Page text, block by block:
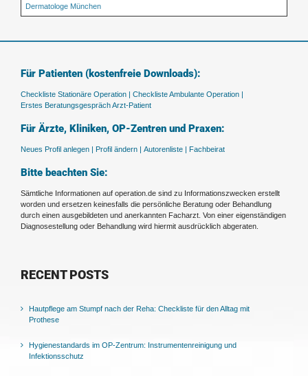
Dermatologe München
Für Patienten (kostenfreie Downloads):
Checkliste Stationäre Operation |
Checkliste Ambulante Operation |
Erstes Beratungsgespräch Arzt-Patient
Für Ärzte, Kliniken, OP-Zentren und Praxen:
Neues Profil anlegen | Profil ändern | Autorenliste | Fachbeirat
Bitte beachten Sie:
Sämtliche Informationen auf operation.de sind zu Informationszwecken erstellt
worden und ersetzen keinesfalls die persönliche Beratung oder Behandlung
durch einen ausgebildeten und anerkannten Facharzt. Von einer eigenständigen
Diagnosestellung oder Behandlung wird hiermit ausdrücklich abgeraten.
RECENT POSTS
Hautpflege am Stumpf nach der Reha: Checkliste für den Alltag mit
Prothese
Hygienestandards im OP-Zentrum: Instrumentenreinigung und
Infektionsschutz